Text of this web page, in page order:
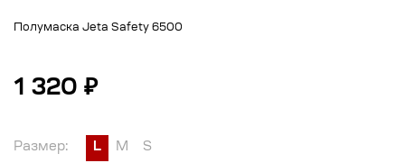
Полумаска Jeta Safety 6500
1 320 ₽
Размер: L M S